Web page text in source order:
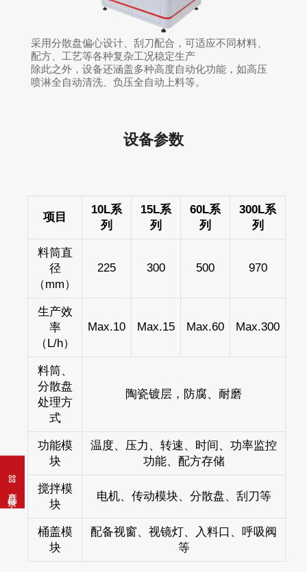
湿法固态电池装备
采用分散盘偏心设计、刮刀配合，可适应不同材料、
配方、工艺等各种复杂工况稳定生产
除此之外，设备还涵盖多种高度自动化功能，如高压
喷淋全自动清洗、负压全自动上料等。
设备参数
项目
10L系
列
15L系
列
60L系
列
300L系
列
料筒直
径
（mm）
225 300 500 970
生产效
率
（L/h）
Max.10 Max.15 Max.60 Max.300
料筒、
分散盘
处理方
式
陶瓷镀层，防腐、耐磨
功能模
块
温度、压力、转速、时间、功率监控
功能、配方存储
搅拌模
块
电机、传动模块、分散盘、刮刀等
桶盖模
块
配备视窗、视镜灯、入料口、呼吸阀
等